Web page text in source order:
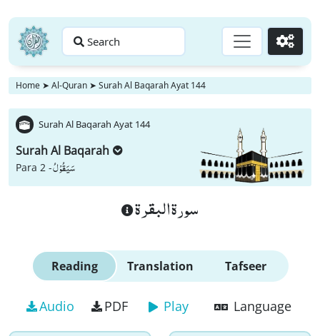
Search Go
Home ➤ Al-Quran ➤ Surah Al Baqarah Ayat 144
Surah Al Baqarah Ayat 144
Surah Al Baqarah
Para 2 -سَیَقُوْلُ
سورة البقرة
Reading Translation Tafseer
Audio PDF Play Language